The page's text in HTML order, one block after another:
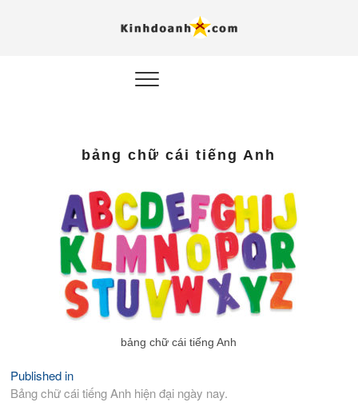
bảng chữ cái tiếng Anh
bảng chữ cái tiếng Anh
Điều
hướng
Published in
Bảng chữ cái tiếng Anh hiện đại ngày nay.